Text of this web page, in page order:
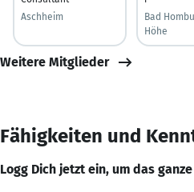
Aschheim
Bad
Höhe
Weitere Mitglieder
Fähigkeiten und
Logg Dich jetzt ein, um das